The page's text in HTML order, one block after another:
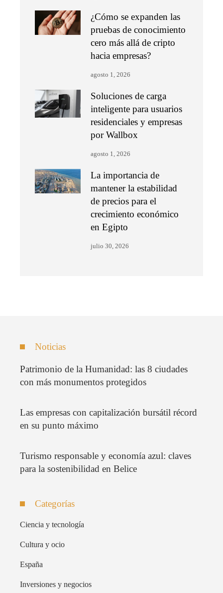
¿Cómo se expanden las
pruebas de conocimiento
cero más allá de cripto
hacia empresas?
agosto 1, 2026
Soluciones de carga
inteligente para usuarios
residenciales y empresas
por Wallbox
agosto 1, 2026
La importancia de
mantener la estabilidad
de precios para el
crecimiento económico
en Egipto
julio 30, 2026
Noticias
Patrimonio de la Humanidad: las 8 ciudades
con más monumentos protegidos
Las empresas con capitalización bursátil récord
en su punto máximo
Turismo responsable y economía azul: claves
para la sostenibilidad en Belice
Categorías
Ciencia y tecnología
Cultura y ocio
España
Inversiones y negocios